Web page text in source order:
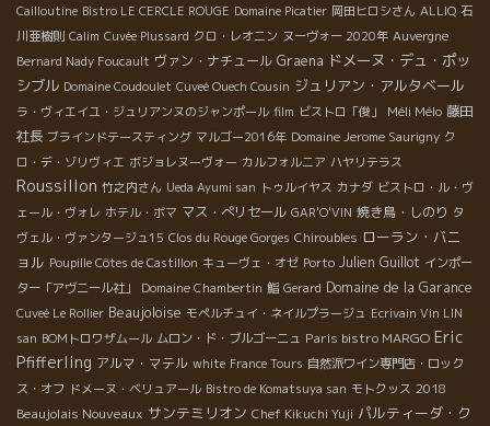
Cailloutine Bistro LE CERCLE ROUGE Domaine Picatier 岡田ヒロシさん ALLIQ 石
川亜樹則 Calim Cuvée Plussard クロ・レオニン ヌーヴォー 2020年 Auvergne
Bernard Nady Foucault ヴァン・ナチュール Graena ドメーヌ・デュ・ポッ
シブル Domaine Coudoulet Cuveé Ouech Cousin ジュリアン・アルタベール
ラ・ヴィエイユ・ジュリアンヌのジャンポール film ビストロ「俊」 Méli Mélo 藤田
社長 ブラインドテースティング マルゴー2016年 Domaine Jerome Saurigny ク
ロ・デ・ゾリヴィエ ボジョレヌーヴォー カルフォルニア ハヤリテラス
Roussillon 竹之内さん Ueda Ayumi san トゥルイヤス カナダ ビストロ・ル・ヴ
ェール・ヴォレ ホテル・ボマ マス・ぺリセール GAR'O'VIN 焼き鳥・しのり タ
ヴェル・ヴァンタージュ15 Clos du Rouge Gorges Chiroubles ローラン・バニ
ョル Poupille Côtes de Castillon キューヴェ・オゼ Porto Julien Guillot インポー
ター「アヴニール社」
Domaine Chambertin 鮨 Gerard Domaine de la Garance
Cuveé Le Rollier Beaujoloise モペルチュイ・ネイルプラージュ Ecrivain Vin LIN
san BOMトロワザムール ムロン・ド・ブルゴーニュ Paris bistro MARGO Eric
Pfifferling アルマ・マテル white France Tours 自然派ワイン専門店・ロック
ス・オフ ドメーヌ・ベリュアール Bistro de Komatsuya san モトクッス 2018
Beaujolais Nouveaux サンテミリオン Chef Kikuchi Yuji パルティーダ・ク